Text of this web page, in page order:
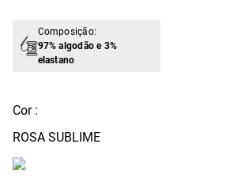
Composição:
97% algodão e 3%
elastano
Cor :
ROSA SUBLIME
jeans
º vestido curto